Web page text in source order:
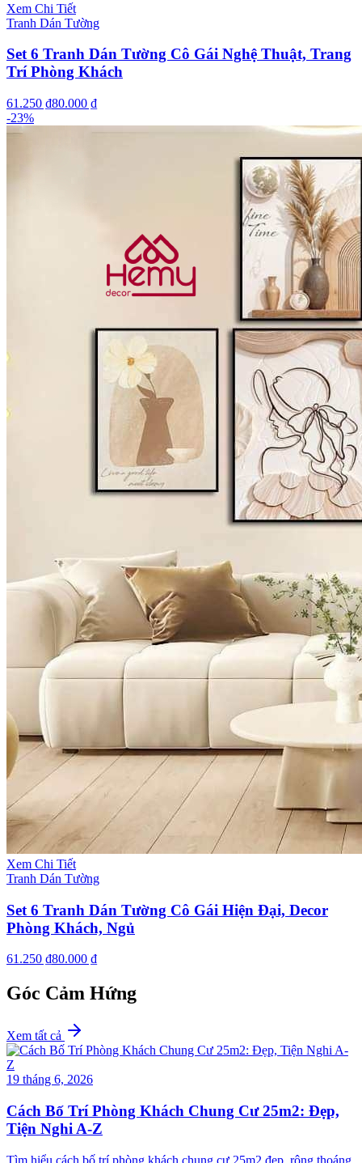
Xem Chi Tiết
Tranh Dán Tường
Set 6 Tranh Dán Tường Cô Gái Nghệ Thuật, Trang
Trí Phòng Khách
61.250 ₫80.000 ₫
-23%
Xem Chi Tiết
Tranh Dán Tường
Set 6 Tranh Dán Tường Cô Gái Hiện Đại, Decor
Phòng Khách, Ngủ
61.250 ₫80.000 ₫
Góc Cảm Hứng
Xem tất cả
19 tháng 6, 2026
Cách Bố Trí Phòng Khách Chung Cư 25m2: Đẹp,
Tiện Nghi A-Z
Tìm hiểu cách bố trí phòng khách chung cư 25m2 đẹp, rộng thoáng